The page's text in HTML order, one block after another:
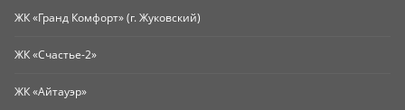
ЖК «Гранд Комфорт» (г. Жуковский)
ЖК «Счастье-2»
ЖК «Айтауэр»